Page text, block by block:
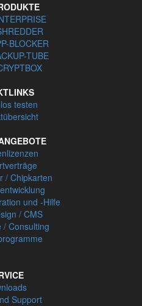
BLOCKER
TUBE
testen
/ Chipkarten
und -Hilfe
/ CMS
/ Consulting
Support